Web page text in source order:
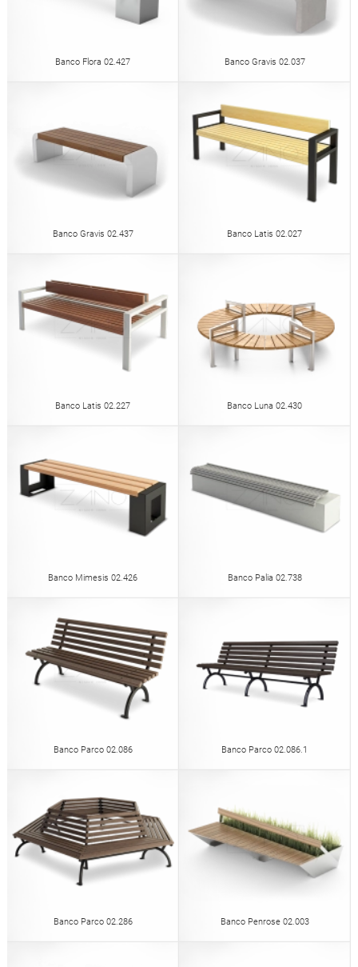
Banco Flora 02.427 Banco Gravis 02.037
Banco Gravis 02.437 Banco Latis 02.027
Banco Latis 02.227 Banco Luna 02.430
Banco Mimesis 02.426 Banco Palia 02.738
Banco Parco 02.086 Banco Parco 02.086.1
Banco Parco 02.286 Banco Penrose 02.003